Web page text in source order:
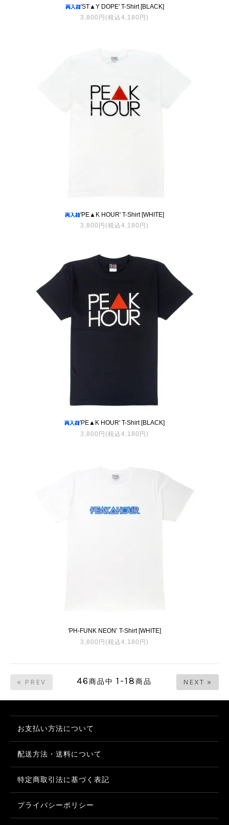
'ST▲Y DOPE' T-Shirt [BLACK]
3,800円(税込4,180円)
'PE▲K HOUR' T-Shirt [WHITE]
3,800円(税込4,180円)
'PE▲K HOUR' T-Shirt [BLACK]
3,800円(税込4,180円)
'PH-FUNK NEON’ T-Shirt [WHITE]
3,800円(税込4,180円)
« PREV 46商品中 1-18商品 NEXT »
お支払い方法について
配送方法・送料について
特定商取引法に基づく表記
プライバシーポリシー